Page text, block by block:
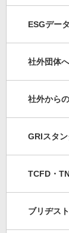
ESGデータ
社外団体
社外から
GRIスタ
TCFD・
ブリヂス